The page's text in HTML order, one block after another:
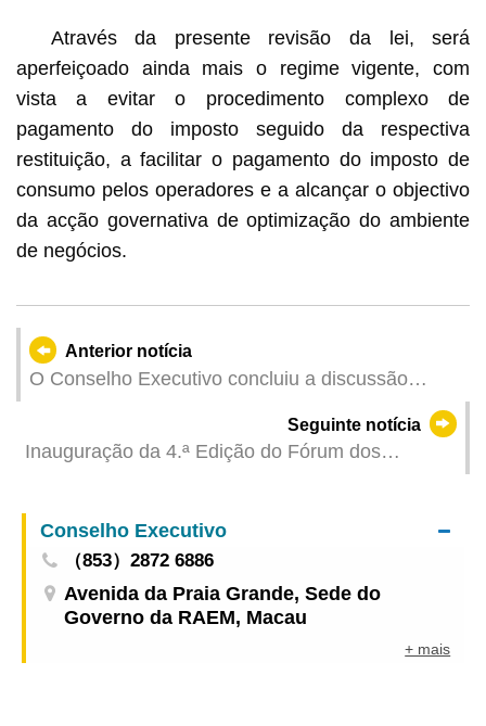
Através da presente revisão da lei, será
aperfeiçoado ainda mais o regime vigente, com
vista a evitar o procedimento complexo de
pagamento do imposto seguido da respectiva
restituição, a facilitar o pagamento do imposto de
consumo pelos operadores e a alcançar o objectivo
da acção governativa de optimização do ambiente
de negócios.
Anterior notícia
O Conselho Executivo concluiu a discussão
sobre a proposta de lei intitulada “Regime jurídico
de arrendamento e cedência dos espaços
comerciais em edifícios de habitação social”
Seguinte notícia
Inauguração da 4.ª Edição do Fórum dos
China e dos Países de Língua Portuguesa em
Macau com enfoque na sinergia entre Macau e
Hengqin para a formação conjunta de quadros
qualificados internacionais
Conselho Executivo
（853）2872 6886
Avenida da Praia Grande, Sede do
Governo da RAEM, Macau
+ mais